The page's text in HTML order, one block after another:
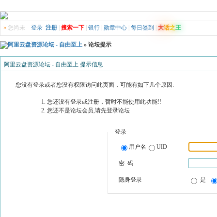
» 您尚未 登录 注册 搜索一下 银行 勋章中心 每日签到 大话之王
阿里云盘资源论坛 - 自由至上 » 论坛提示
阿里云盘资源论坛 - 自由至上 提示信息
您没有登录或者您没有权限访问此页面，可能有如下几个原因:
您还没有登录或注册，暂时不能使用此功能!!
您还不是论坛会员,请先登录论坛
登录
用户名 UID
密 码
隐身登录 是